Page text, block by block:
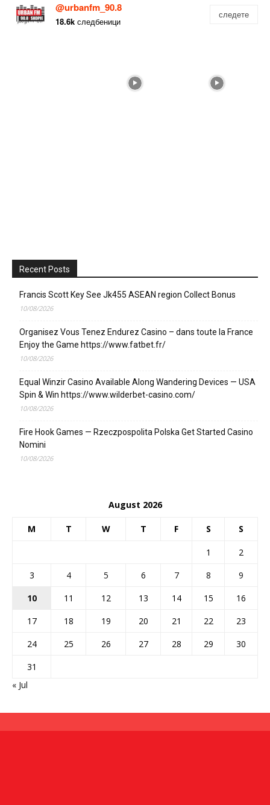
@urbanfm_90.8
18.6k следбеници
следете
Recent Posts
Francis Scott Key See Jk455 ASEAN region Collect Bonus
10/08/2026
Organisez Vous Tenez Endurez Casino – dans toute la France
Enjoy the Game https://www.fatbet.fr/
10/08/2026
Equal Winzir Casino Available Along Wandering Devices — USA
Spin & Win https://www.wilderbet-casino.com/
10/08/2026
Fire Hook Games — Rzeczpospolita Polska Get Started Casino
Nomini
10/08/2026
August 2026
M T W T F S S
1
2
3
4 5 6 7 8
9
10
11 12 13 14 15
16
17
18 19 20 21 22
23
24
25 26 27 28 29
30
31
« Jul